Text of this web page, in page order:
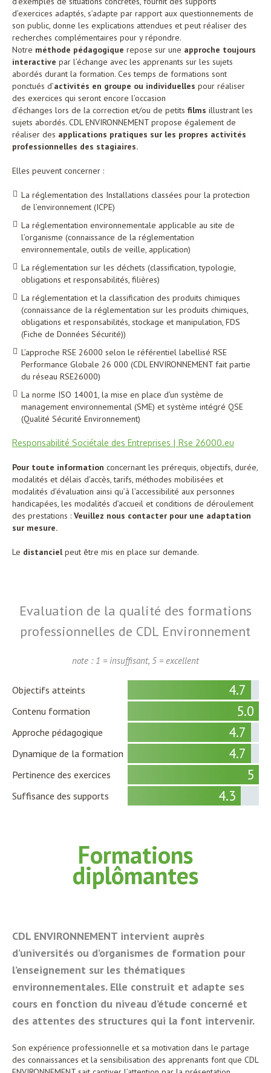
d’exercices adaptés, s’adapte par rapport aux questionnements de
son public, donne les explications attendues et peut réaliser des
recherches complémentaires pour y répondre.
Notre méthode pédagogique repose sur une approche toujours
interactive par l’échange avec les apprenants sur les sujets
abordés durant la formation. Ces temps de formations sont
ponctués d’activités en groupe ou individuelles pour réaliser
des exercices qui seront encore l’occasion
d’échanges lors de la correction et/ou de petitsfilms illustrant les
sujets abordés. CDL ENVIRONNEMENT propose également de
réaliser des applications pratiques sur les propres activités
professionnelles des stagiaires.
Elles peuvent concerner :
La réglementation des Installations classées pour la protection
de l’environnement (ICPE)
La réglementation environnementale applicable au site de
l’organisme (connaissance de la réglementation
environnementale, outils de veille, application)
La réglementation sur les déchets (classification, typologie,
obligations et responsabilités, filières)
La réglementation et la classification des produits chimiques
(connaissance de la réglementation sur les produits chimiques,
obligations et responsabilités, stockage et manipulation, FDS
(Fiche de Données Sécurité))
L’approche RSE 26000 selon le référentiel labellisé RSE
Performance Globale 26 000 (CDL ENVIRONNEMENT fait partie
du réseau RSE26000)
La norme ISO 14001, la mise en place d’un système de
management environnemental (SME) et système intégré QSE
(Qualité Sécurité Environnement)
Responsabilité Sociétale des Entreprises | Rse 26000.eu
Pour toute information concernant les prérequis, objectifs, durée,
modalités et délais d’accès, tarifs, méthodes mobilisées et
modalités d’évaluation ainsi qu’à l’accessibilité aux personnes
handicapées, les modalités d’accueil et conditions de déroulement
des prestations :Veuillez nous contacter pour une adaptation
sur mesure.
Le distancielpeut être mis en place sur demande.
Evaluation de la qualité des formations
professionnelles de CDL Environnement
note : 1 = insuffisant, 5 = excellent
Objectifs atteints 4.7
Contenu formation 5.0
Approche pédagogique 4.7
Dynamique de la formation 4.7
Pertinence des exercices 5
Suffisance des supports 4.3
Formations
diplômantes
CDL ENVIRONNEMENT intervient auprès
d’universités ou d’organismes de formation pour
l’enseignement sur les thématiques
environnementales. Elle construit et adapte ses
cours en fonction du niveau d’étude concerné et
des attentes des structures qui la font intervenir.
Son expérience professionnelle et sa motivation dans le partage
des connaissances et la sensibilisation des apprenants font que CDL